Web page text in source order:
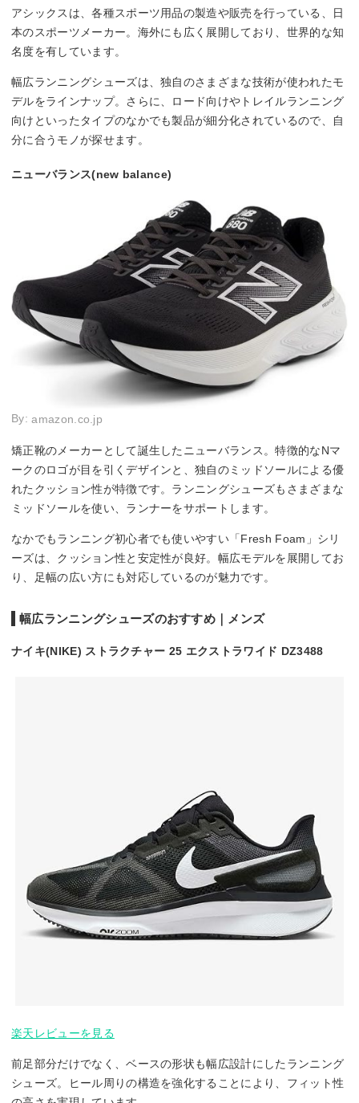
アシックスは、各種スポーツ用品の製造や販売を行っている、日
本のスポーツメーカー。海外にも広く展開しており、世界的な知
名度を有しています。
幅広ランニングシューズは、独自のさまざまな技術が使われたモ
デルをラインナップ。さらに、ロード向けやトレイルランニング
向けといったタイプのなかでも製品が細分化されているので、自
分に合うモノが探せます。
ニューバランス(new balance)
By:amazon.co.jp
矯正靴のメーカーとして誕生したニューバランス。特徴的なNマ
ークのロゴが目を引くデザインと、独自のミッドソールによる優
れたクッション性が特徴です。ランニングシューズもさまざまな
ミッドソールを使い、ランナーをサポートします。
なかでもランニング初心者でも使いやすい「Fresh Foam」シリ
ーズは、クッション性と安定性が良好。幅広モデルを展開してお
り、足幅の広い方にも対応しているのが魅力です。
幅広ランニングシューズのおすすめ｜メンズ
ナイキ(NIKE) ストラクチャー 25 エクストラワイド DZ3488
楽天レビューを見る
前足部分だけでなく、ベースの形状も幅広設計にしたランニング
シューズ。ヒール周りの構造を強化することにより、フィット性